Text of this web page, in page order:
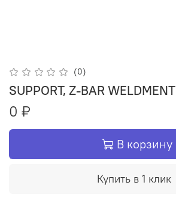
(0)
SUPPORT, Z-BAR WELDMENT
0 ₽
В корзину
Купить в 1 клик